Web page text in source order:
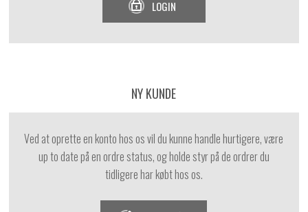
LOGIN
NY KUNDE
Ved at oprette en konto hos os vil du kunne handle hurtigere, være
up to date på en ordre status, og holde styr på de ordrer du
tidligere har købt hos os.